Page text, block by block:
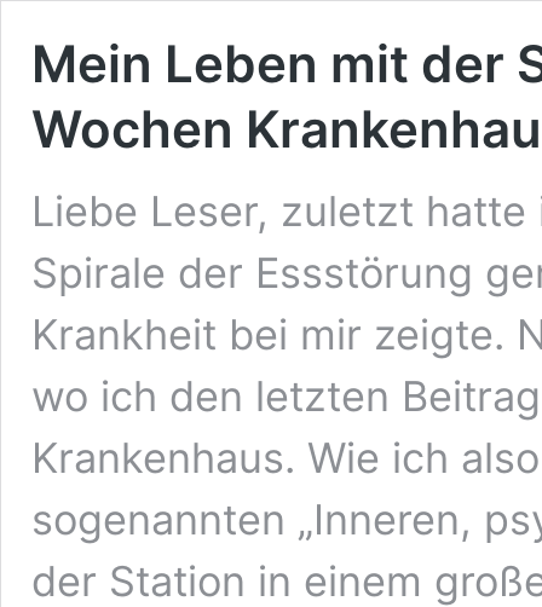
Mein Leben mit der
Wochen
Liebe Leser, zuletzt
Spirale der Essstörung
Krankheit bei mir zeigte.
wo ich den letzten
Krankenhaus. Wie ich
sogenannten „Inneren,
der Station in einem